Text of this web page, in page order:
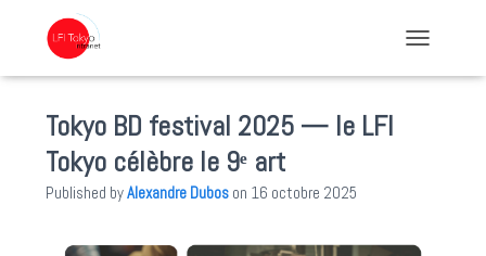
Tokyo BD festival 2025 — le LFI
Tokyo célèbre le 9ᵉ art
Published byAlexandre Dubos on 16 octobre 2025